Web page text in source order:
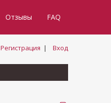
Отзывы FAQ
Регистрация | Вход